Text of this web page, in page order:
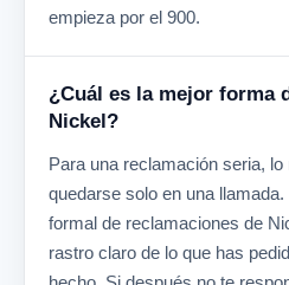
empieza por el 900.
¿Cuál es la mejor forma
Nickel?
Para una reclamación seria,
quedarse solo en una
formal de reclamaciones de
rastro claro de lo que has